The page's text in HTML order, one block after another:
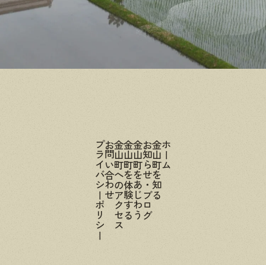
ホーム
金山町を知る
お知らせ・ブログ
金山町をあじわう
金山町を体験する
金山町へのアクセス
お問い合わせ
プライバシーポリシー